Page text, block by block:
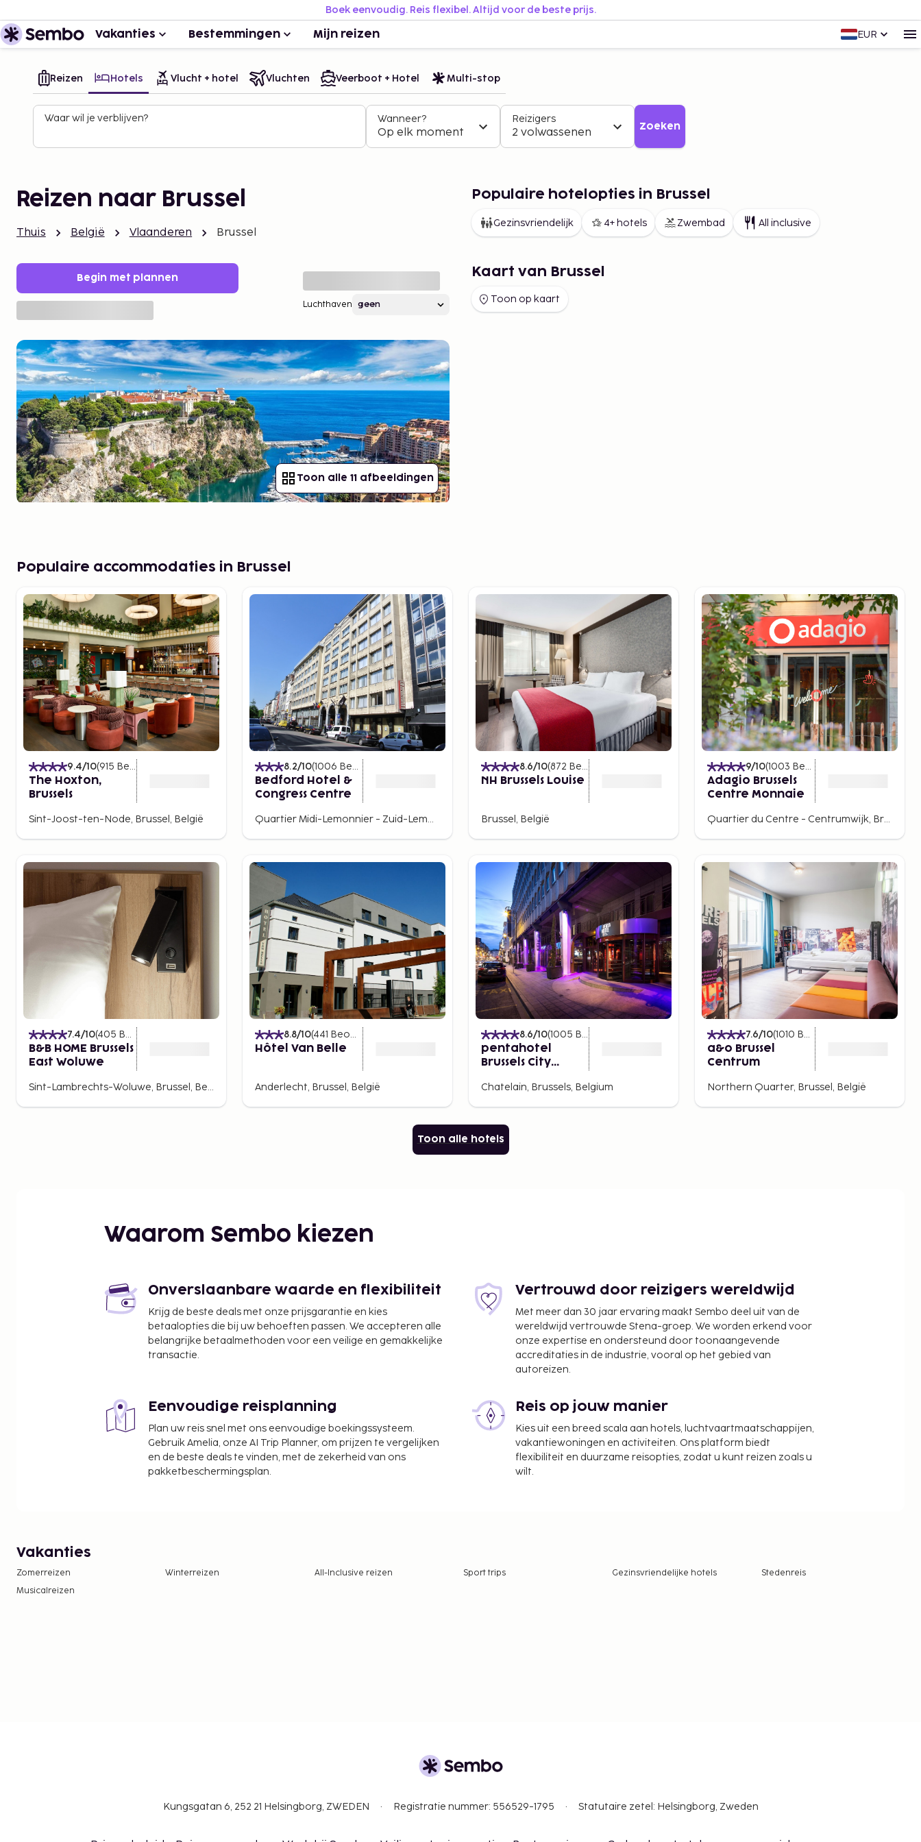
Boek eenvoudig. Reis flexibel. Altijd voor de beste prijs.
Vakanties Bestemmingen Mijn reizen EUR
Reizen Hotels Vlucht + hotel Vluchten Veerboot + Hotel Multi-stop
Waar wil je verblijven? Wanneer?
Op elk moment
Reizigers
2 volwassenen Zoeken
Reizen naar Brussel
Thuis België Vlaanderen Brussel
Begin met plannen
Luchthaven
Toon alle 11 afbeeldingen
Populaire hotelopties in Brussel
Gezinsvriendelijk 4+ hotels Zwembad All inclusive
Kaart van Brussel
Toon op kaart
Populaire accommodaties in Brussel
9.4/10(915 Beoordelingen
The Hoxton,
Brussels
Sint-Joost-ten-Node, Brussel, België
8.2/10(1006 Beoordelingen
Bedford Hotel &
Congress Centre
Quartier Midi-Lemonnier - Zuid-Lemonnierwijk, Brussels, Belgium
8.6/10(872 Beoordelingen
NH Brussels Louise
Brussel, België
9/10(1003 Beoordelingen
Adagio Brussels
Centre Monnaie
Quartier du Centre - Centrumwijk, Brussels, Belgium
7.4/10(405 Beoordelingen
B&B HOME Brussels
East Woluwe
Sint-Lambrechts-Woluwe, Brussel, België
8.8/10(441 Beoordelingen
Hôtel Van Belle
Anderlecht, Brussel, België
8.6/10(1005 Beoordelingen
pentahotel
Brussels City
Chatelain, Brussels, Belgium
7.6/10(1010 Beoordelingen
a&o Brussel
Centrum
Northern Quarter, Brussel, België
Toon alle hotels
Waarom Sembo kiezen
Onverslaanbare waarde en flexibiliteit
Krijg de beste deals met onze prijsgarantie en kies
betaalopties die bij uw behoeften passen. We accepteren alle
belangrijke betaalmethoden voor een veilige en gemakkelijke
transactie.
Vertrouwd door reizigers wereldwijd
Met meer dan 30 jaar ervaring maakt Sembo deel uit van de
wereldwijd vertrouwde Stena-groep. We worden erkend voor
onze expertise en ondersteund door toonaangevende
accreditaties in de industrie, vooral op het gebied van
autoreizen.
Eenvoudige reisplanning
Plan uw reis snel met ons eenvoudige boekingssysteem.
Gebruik Amelia, onze AI Trip Planner, om prijzen te vergelijken
en de beste deals te vinden, met de zekerheid van ons
pakketbeschermingsplan.
Reis op jouw manier
Kies uit een breed scala aan hotels, luchtvaartmaatschappijen,
vakantiewoningen en activiteiten. Ons platform biedt
flexibiliteit en duurzame reisopties, zodat u kunt reizen zoals u
wilt.
Vakanties
Zomerreizen Winterreizen All-Inclusive reizen Sport trips Gezinsvriendelijke hotels
Stedenreis
Musicalreizen
Kungsgatan 6, 252 21 Helsingborg, ZWEDEN Registratie nummer: 556529-1795 Statutaire zetel: Helsingborg, Zweden